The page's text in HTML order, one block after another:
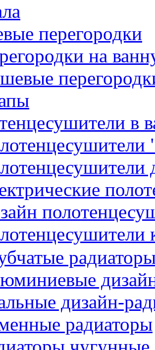
перегородки
на
в
дизайн-
радиаторы